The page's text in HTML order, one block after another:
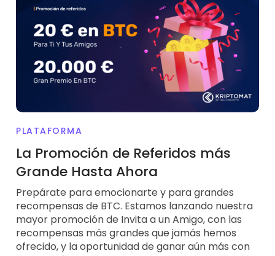
PLATAFORMA
La Promoción de Referidos más
Grande Hasta Ahora
Prepárate para emocionarte y para grandes
recompensas de BTC. Estamos lanzando nuestra
mayor promoción de Invita a un Amigo, con las
recompensas más grandes que jamás hemos
ofrecido, y la oportunidad de ganar aún más con